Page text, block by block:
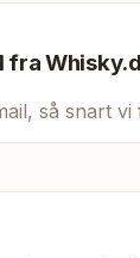
fra
så snart vi